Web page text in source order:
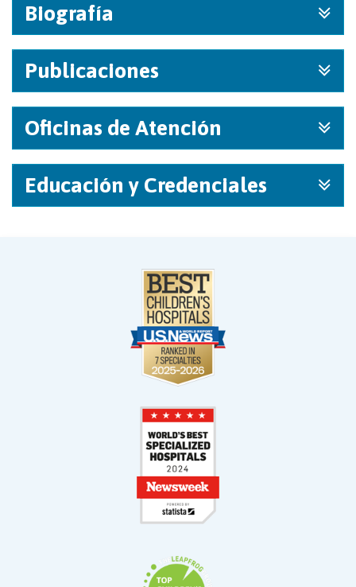
Biografía
Publicaciones
Oficinas de Atención
Educación y Credenciales